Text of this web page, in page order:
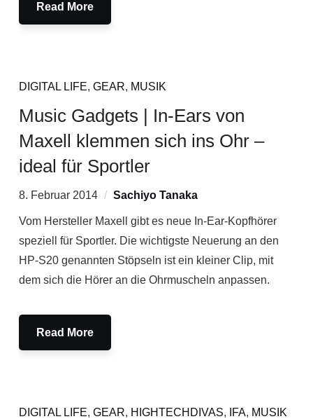
Read More
DIGITAL LIFE, GEAR, MUSIK
Music Gadgets | In-Ears von
Maxell klemmen sich ins Ohr –
ideal für Sportler
8. Februar 2014 Sachiyo Tanaka
Vom Hersteller Maxell gibt es neue In-Ear-Kopfhörer
speziell für Sportler. Die wichtigste Neuerung an den
HP-S20 genannten Stöpseln ist ein kleiner Clip, mit
dem sich die Hörer an die Ohrmuscheln anpassen.
Read More
DIGITAL LIFE, GEAR, HIGHTECHDIVAS, IFA, MUSIK